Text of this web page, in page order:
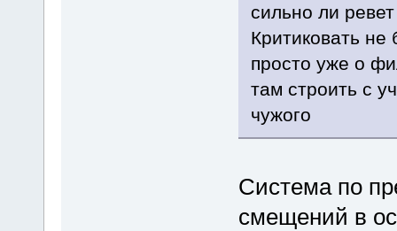
сильно ли
Критиковать
просто уже о
там строить с
чужого
Система по
смещений в